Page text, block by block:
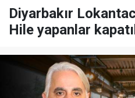
Diyarbakır
Hile yapanlar